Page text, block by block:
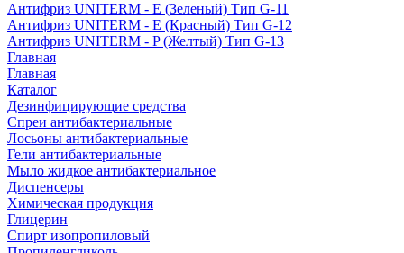
Антифриз UNITERM - E (Зеленый) Тип G-11
Антифриз UNITERM - E (Красный) Тип G-12
Антифриз UNITERM - P (Желтый) Тип G-13
Главная
Главная
Каталог
Дезинфицирующие средства
Спреи антибактериальные
Лосьоны антибактериальные
Гели антибактериальные
Мыло жидкое антибактериальное
Диспенсеры
Химическая продукция
Глицерин
Спирт изопропиловый